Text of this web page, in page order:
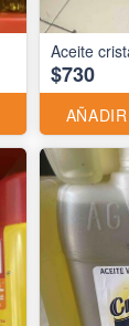
Aceite
$730